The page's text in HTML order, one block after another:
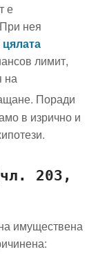
е
нея
цялата
лимит,
на
Поради
в изрично и
чл. 203,
имуществена